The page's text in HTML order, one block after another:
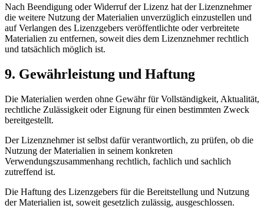
Nach Beendigung oder Widerruf der Lizenz hat der Lizenznehmer
die weitere Nutzung der Materialien unverzüglich einzustellen und
auf Verlangen des Lizenzgebers veröffentlichte oder verbreitete
Materialien zu entfernen, soweit dies dem Lizenznehmer rechtlich
und tatsächlich möglich ist.
9. Gewährleistung und Haftung
Die Materialien werden ohne Gewähr für Vollständigkeit, Aktualität,
rechtliche Zulässigkeit oder Eignung für einen bestimmten Zweck
bereitgestellt.
Der Lizenznehmer ist selbst dafür verantwortlich, zu prüfen, ob die
Nutzung der Materialien in seinem konkreten
Verwendungszusammenhang rechtlich, fachlich und sachlich
zutreffend ist.
Die Haftung des Lizenzgebers für die Bereitstellung und Nutzung
der Materialien ist, soweit gesetzlich zulässig, ausgeschlossen.